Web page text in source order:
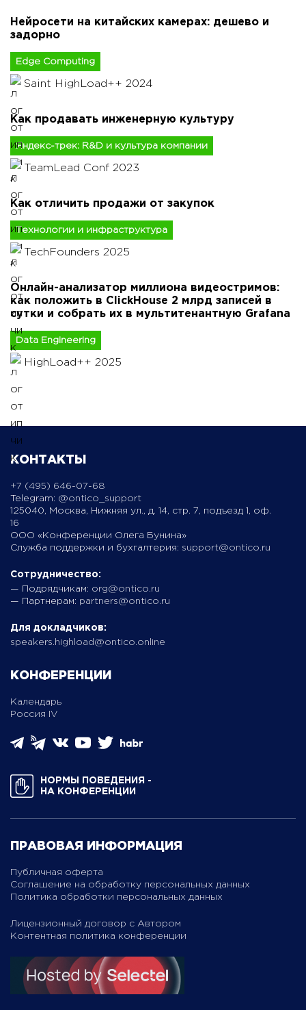
Нейросети на китайских камерах: дешево и
задорно
Edge Computing
Saint HighLoad++ 2024
Как продавать инженерную культуру
Яндекс-трек: R&D и культура компании
TeamLead Conf 2023
Как отличить продажи от закупок
Технологии и инфраструктура
TechFounders 2025
Онлайн-анализатор миллиона видеостримов:
как положить в ClickHouse 2 млрд записей в
сутки и собрать их в мультитенантную Grafana
Data Engineering
HighLoad++ 2025
КОНТАКТЫ
+7 (495) 646-07-68
Telegram: @ontico_support
125040, Москва, Нижняя ул., д. 14, стр. 7, подъезд 1, оф.
16
ООО «Конференции Олега Бунина»
Служба поддержки и бухгалтерия: support@ontico.ru
Сотрудничество:
— Подрядчикам: org@ontico.ru
— Партнерам: partners@ontico.ru
Для докладчиков:
speakers.highload@ontico.online
КОНФЕРЕНЦИИ
Календарь
Россия IV
НОРМЫ ПОВЕДЕНИЯ ­
НА КОНФЕРЕНЦИИ
ПРАВОВАЯ ИНФОРМАЦИЯ
Публичная оферта
Соглашение на обработку персональных данных
Политика обработки персональных данных
Лицензионный договор с Автором
Контентная политика конференции